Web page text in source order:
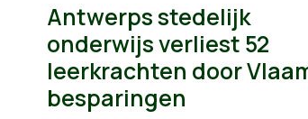
Antwerps stedelijk
onderwijs verliest 52
leerkrachten door
besparingen